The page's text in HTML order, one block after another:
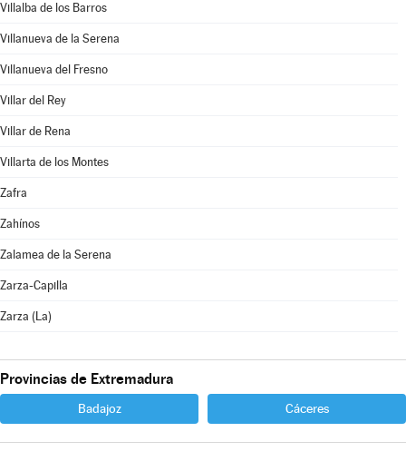
Villalba de los Barros
Villanueva de la Serena
Villanueva del Fresno
Villar del Rey
Villar de Rena
Villarta de los Montes
Zafra
Zahínos
Zalamea de la Serena
Zarza-Capilla
Zarza (La)
Provincias de Extremadura
Badajoz Cáceres